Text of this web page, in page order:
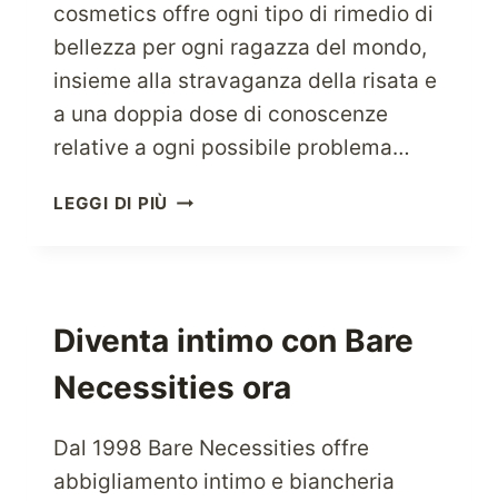
cosmetics offre ogni tipo di rimedio di
bellezza per ogni ragazza del mondo,
insieme alla stravaganza della risata e
a una doppia dose di conoscenze
relative a ogni possibile problema…
LEGGI DI PIÙ VISITA
LE
TUE
SOLUZIONI
BELLEZZA
Diventa intimo con Bare
Necessities ora
Dal 1998 Bare Necessities offre
abbigliamento intimo e biancheria